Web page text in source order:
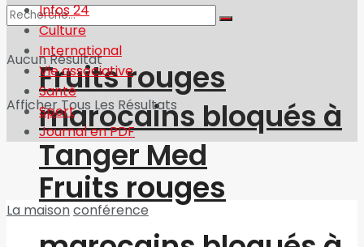
Fruits rouges
marocains bloqués à
Tanger Med
Fruits rouges
Aucun Résultat
Afficher Tous Les Résultats
Infos 24
Culture
International
Vie associative
Santé
Sport
Journal en PDF
La maisonconférence